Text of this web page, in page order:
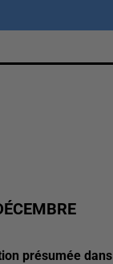
présumée dans